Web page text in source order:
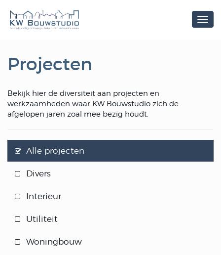
Projecten
Bekijk hier de diversiteit aan projecten en
werkzaamheden waar KW Bouwstudio zich de
afgelopen jaren zoal mee bezig houdt.
Alle projecten
Divers
Interieur
Utiliteit
Woningbouw